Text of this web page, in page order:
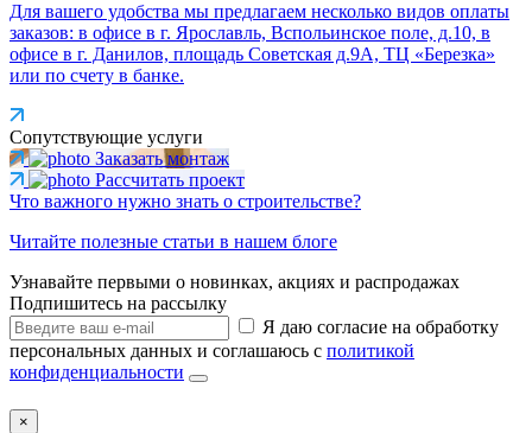
Для вашего удобства мы предлагаем несколько видов оплаты
заказов: в офисе в г. Ярославль, Вспольинское поле, д.10, в
офисе в г. Данилов, площадь Советская д.9А, ТЦ «Березка»
или по счету в банке.
Сопутствующие услуги
Заказать монтаж
Рассчитать проект
Что важного нужно знать о строительстве?
Читайте полезные статьи в нашем блоге
Узнавайте первыми о новинках, акциях и распродажах
Подпишитесь на рассылку
Я даю согласие на обработку
персональных данных и соглашаюсь с политикой
конфиденциальности
×